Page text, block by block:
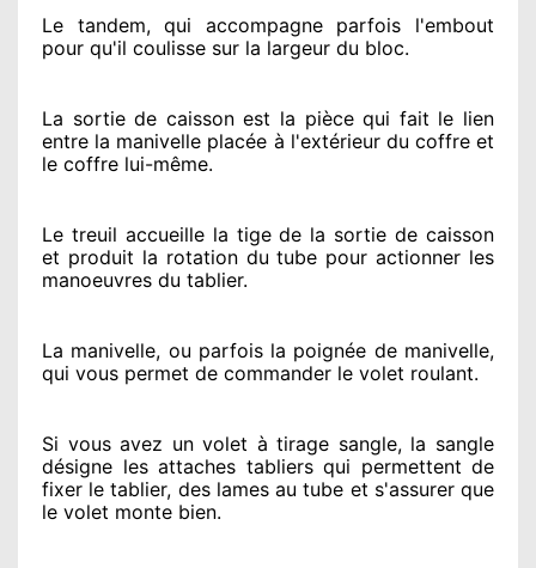
Le tandem, qui accompagne parfois l'embout
pour qu'il coulisse sur la largeur du bloc.
La sortie de caisson est la pièce qui fait le lien
entre la manivelle placée à l'extérieurdu coffre et
le coffre lui-même.
Le treuil accueille la tige de la sortie de caisson
et produit la rotation du tube pour actionner les
manoeuvres du tablier.
La manivelle, ou parfois la poignée de manivelle,
qui vous permet de commander le volet roulant.
Si vous avez un volet à tirage sangle, la sangle
désigne les attaches tabliers qui permettent de
fixer le tablier, des lames au tube et s'assurerque
le volet monte bien.